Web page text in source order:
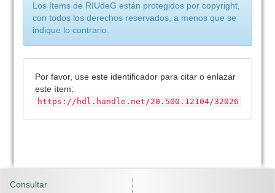
Los ítems de RIUdeG están protegidos por copyright,
con todos los derechos reservados, a menos que se
indique lo contrario.
Por favor, use este identificador para citar o enlazar
este ítem:
https://hdl.handle.net/20.500.12104/32026
Consultar